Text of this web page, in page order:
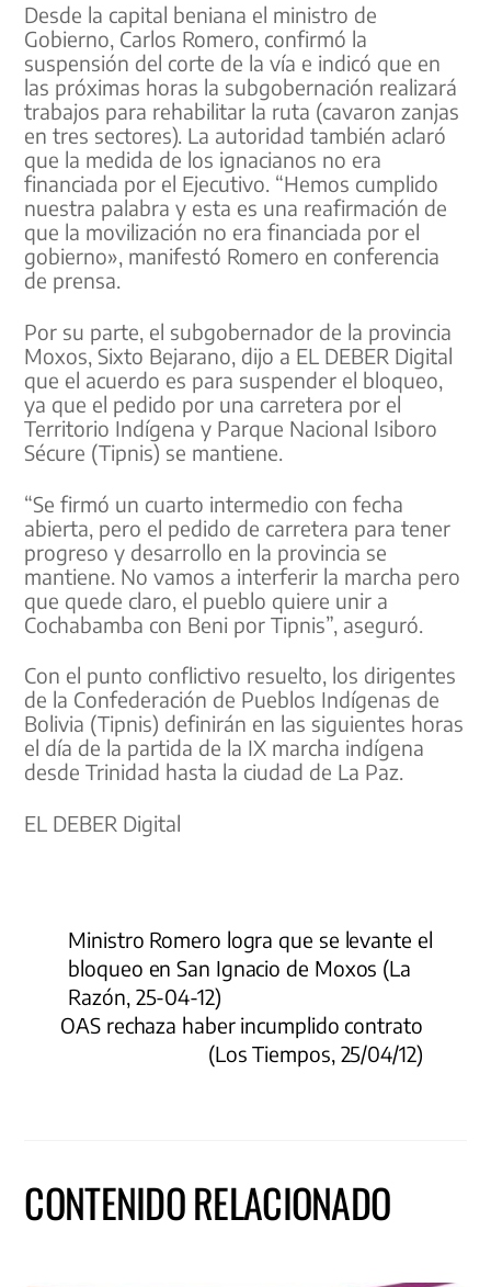
Desde la capital beniana el ministro de
Gobierno, Carlos Romero, confirmó la
suspensión del corte de la vía e indicó que en
las próximas horas la subgobernación realizará
trabajos para rehabilitar la ruta (cavaron zanjas
en tres sectores). La autoridad también aclaró
que la medida de los ignacianos no era
financiada por el Ejecutivo. “Hemos cumplido
nuestra palabra y esta es una reafirmación de
que la movilización no era financiada por el
gobierno», manifestó Romero en conferencia
de prensa.
Por su parte, el subgobernador de la provincia
Moxos, Sixto Bejarano, dijo a EL DEBER Digital
que el acuerdo es para suspender el bloqueo,
ya que el pedido por una carretera por el
Territorio Indígena y Parque Nacional Isiboro
Sécure (Tipnis) se mantiene.
“Se firmó un cuarto intermedio con fecha
abierta, pero el pedido de carretera para tener
progreso y desarrollo en la provincia se
mantiene. No vamos a interferir la marcha pero
que quede claro, el pueblo quiere unir a
Cochabamba con Beni por Tipnis”, aseguró.
Con el punto conflictivo resuelto, los dirigentes
de la Confederación de Pueblos Indígenas de
Bolivia (Tipnis) definirán en las siguientes horas
el día de la partida de la IX marcha indígena
desde Trinidad hasta la ciudad de La Paz.
EL DEBER Digital
Ministro Romero logra que se levante el
bloqueo en San Ignacio de Moxos (La
Razón, 25-04-12)
OAS rechaza haber incumplido contrato
(Los Tiempos, 25/04/12)
CONTENIDO RELACIONADO